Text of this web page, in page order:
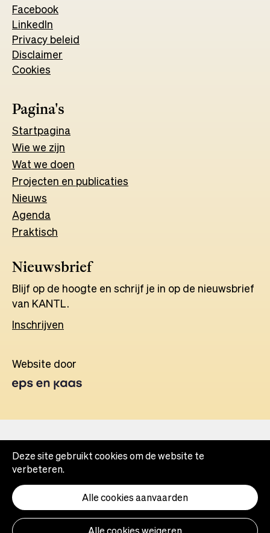
Facebook
a
new
LinkedIn
in
a
Privacy beleid
Disclaimer
Cookies
Pagina's
Startpagina
Wie we zijn
Wat we doen
Projecten en publicaties
Nieuws
Agenda
Praktisch
Nieuwsbrief
Blijf op de hoogte en schrijf je in op de nieuwsbrief
van KANTL.
Inschrijven
Website door
in
tab
Deze site gebruikt cookies om de website te
verbeteren.
Alle cookies aanvaarden